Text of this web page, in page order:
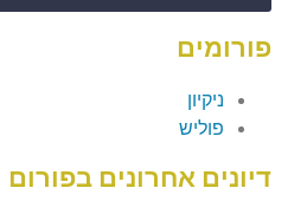
פורומים
ניקיון
פוליש
דיונים אחרונים בפורום